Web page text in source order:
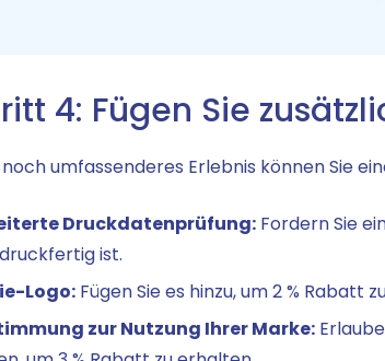
4: Fügen Sie
noch umfassenderes Erlebnis können Sie
Druckdatenprüfung: Fordern Sie
ist.
Logo: Fügen Sie es hinzu, um 2 % Rabatt
zur Nutzung Ihrer Marke: